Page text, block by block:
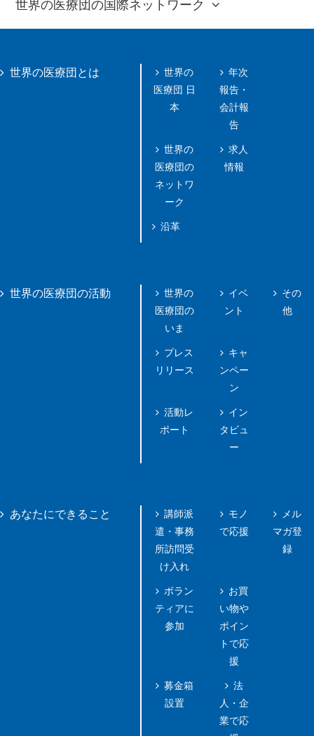
世界の医療団の国際ネットワーク
世界の医療団とは
世界の
医療団 日
本
世界の
医療団の
ネットワ
ーク
沿革
年次
報告・
会計報
告
求人
情報
世界の医療団の活動
世界の
医療団の
いま
プレス
リリース
活動レ
ポート
イベ
ント
キャ
ンペー
ン
イン
タビュ
ー
その
他
あなたにできること
講師派
遣・事務
所訪問受
け入れ
ボラン
ティアに
参加
募金箱
設置
モノ
で応援
お買
い物や
ポイン
トで応
援
法
人・企
業で応
メル
マガ登
録